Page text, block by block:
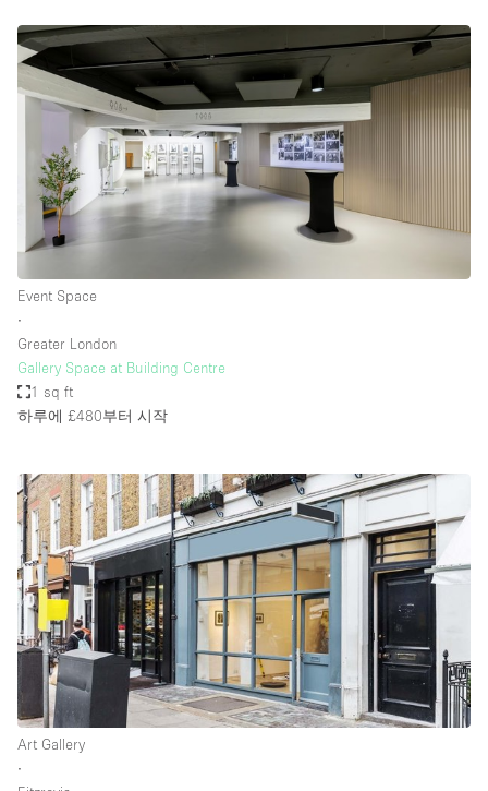
Event Space
∙
Greater London
Gallery Space at Building Centre
1 sq ft
하루에 £480부터 시작
Art Gallery
∙